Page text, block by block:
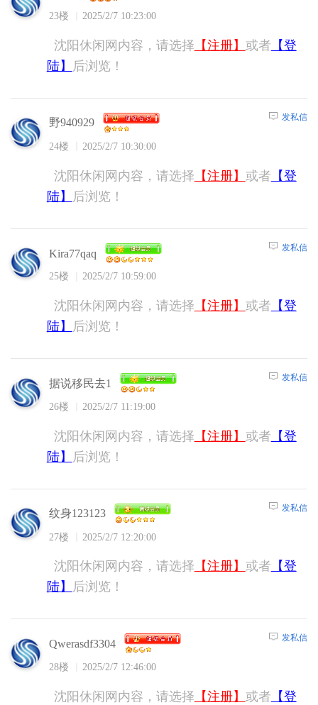
23楼 2025/2/7 10:23:00
沈阳休闲网内容，请选择 【注册】 或者 【登
陆】
后浏览！
野940929
24楼 2025/2/7 10:30:00
发私信
沈阳休闲网内容，请选择 【注册】 或者 【登
陆】
后浏览！
Kira77qaq
25楼 2025/2/7 10:59:00
发私信
沈阳休闲网内容，请选择 【注册】 或者 【登
陆】
后浏览！
据说移民去1
26楼 2025/2/7 11:19:00
发私信
沈阳休闲网内容，请选择 【注册】 或者 【登
陆】
后浏览！
纹身123123
27楼 2025/2/7 12:20:00
发私信
沈阳休闲网内容，请选择 【注册】 或者 【登
陆】
后浏览！
Qwerasdf3304
28楼 2025/2/7 12:46:00
发私信
沈阳休闲网内容，请选择 【注册】 或者 【登